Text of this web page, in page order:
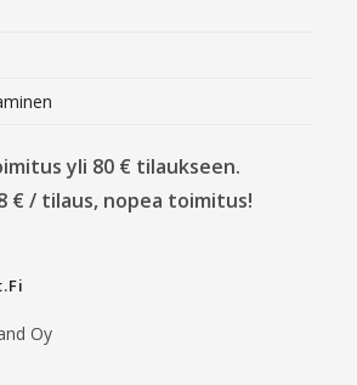
yli 80 € tilaukseen.
€ / tilaus, nopea toimitus!
Oy